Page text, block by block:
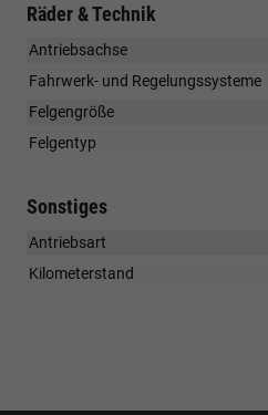
Räder & Technik
Antriebsachse
Fahrwerk- und Regelungssysteme
Felgengröße
Felgentyp
Sonstiges
Antriebsart
Kilometerstand